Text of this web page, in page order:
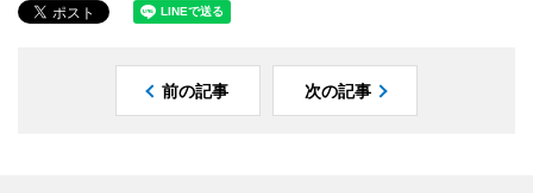
前の記事 次の記事